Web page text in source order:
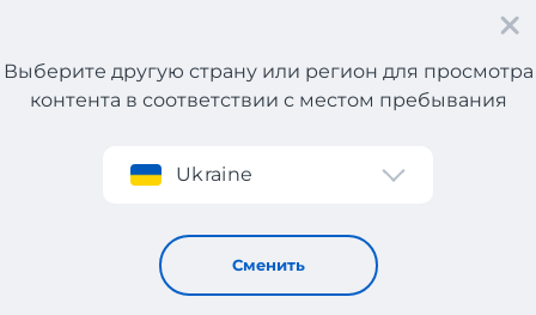
Регистрация
Выберите другую страну или регион для просмотра
контента в соответствии с местом пребывания
Ukraine
Сменить
Декор для дома с доставкой в Казахстан
Декор для дома с доставкой
в Казахстан